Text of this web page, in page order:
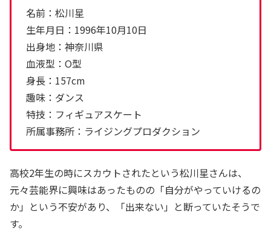
名前：松川星
生年月日：1996年10月10日
出身地：神奈川県
血液型：O型
身長：157cm
趣味：ダンス
特技：フィギュアスケート
所属事務所：ライジングプロダクション
高校2年生の時にスカウトされたという松川星さんは、
元々芸能界に興味はあったものの「自分がやっていけるの
か」という不安があり、「出来ない」と断っていたそうで
す。